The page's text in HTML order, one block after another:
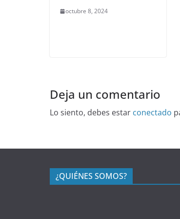
octubre 8, 2024
Deja un comentario
Lo siento, debes estar conectado
¿QUIÉNES SOMOS?